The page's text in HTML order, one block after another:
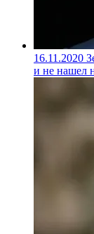
16.11.2020
и не нашел